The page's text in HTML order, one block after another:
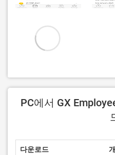
PC에서 GX
다운로드